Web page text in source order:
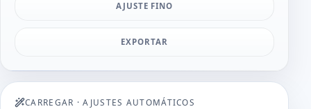
AJUSTE FINO
EXPORTAR
CARREGAR ·AJUSTES AUTOMÁTICOS